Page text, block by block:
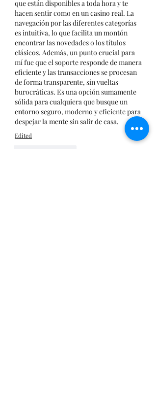
que están disponibles a toda hora y te
hacen sentir como en un casino real. La
navegación por las diferentes categorías
es intuitiva, lo que facilita un montón
encontrar las novedades o los títulos
clásicos. Además, un punto crucial para
mí fue que el soporte responde de manera
eficiente y las transacciones se procesan
de forma transparente, sin vueltas
burocráticas. Es una opción sumamente
sólida para cualquiera que busque un
entorno seguro, moderno y eficiente para
despejar la mente sin salir de casa.
Edited